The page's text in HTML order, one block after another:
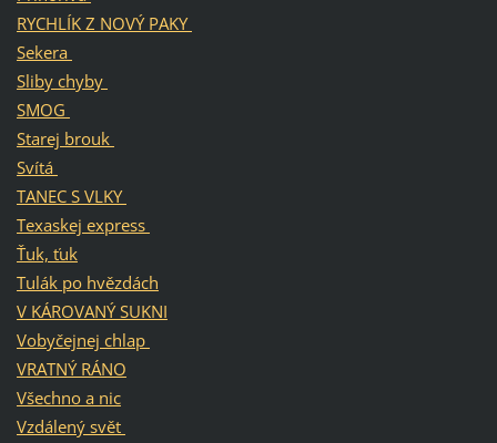
RYCHLÍK Z NOVÝ PAKY
Sekera
Sliby chyby
SMOG
Starej brouk
Svítá
TANEC S VLKY
Texaskej express
Ťuk, ťuk
Tulák po hvězdách
V KÁROVANÝ SUKNI
Vobyčejnej chlap
VRATNÝ RÁNO
Všechno a nic
Vzdálený svět